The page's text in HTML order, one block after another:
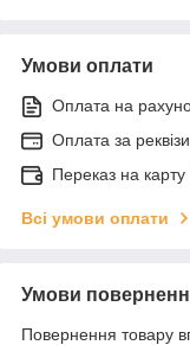
Умови оплати
Оплата на
Оплата за
Переказ на
Всі умови оплати
Умови
Повернення товару